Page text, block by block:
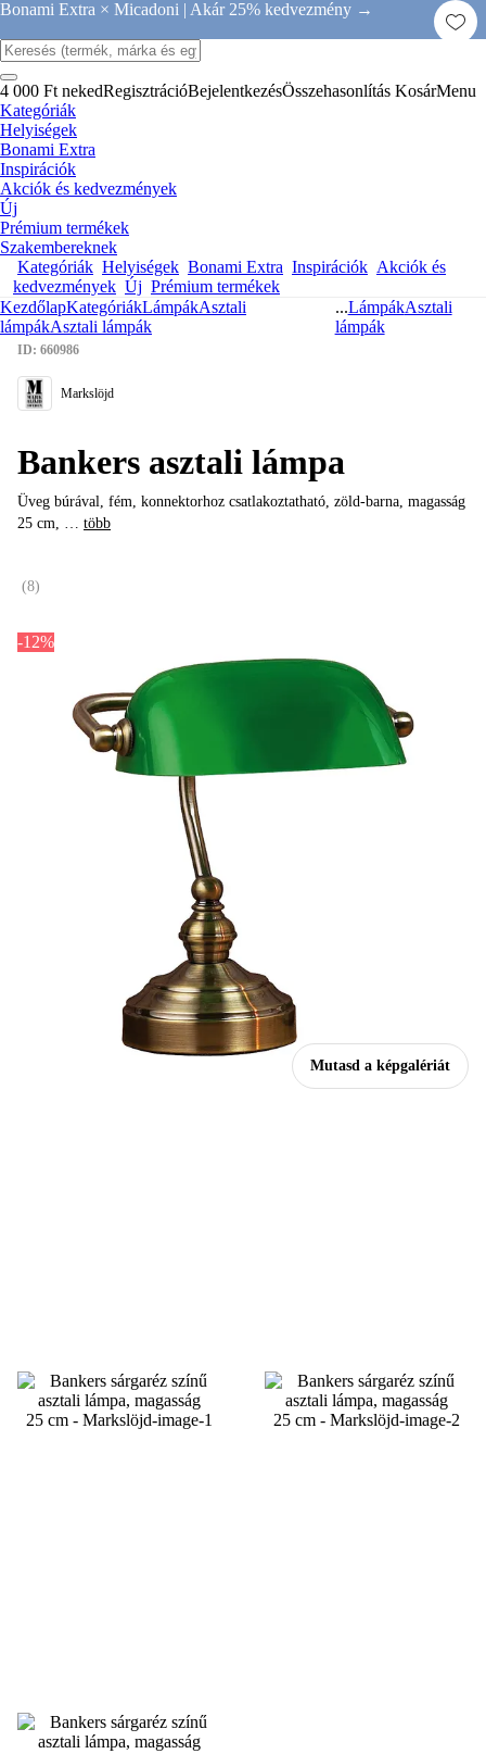
Bonami Extra × Micadoni | Akár 25% kedvezmény →
4 000 Ft nekedRegisztrációBejelentkezésÖsszehasonlítás KosárMenu
Kategóriák
Helyiségek
Bonami Extra
Inspirációk
Akciók és kedvezmények
Új
Prémium termékek
Szakembereknek
Kategóriák Helyiségek Bonami Extra Inspirációk Akciók és
kedvezmények Új Prémium termékek
KezdőlapKategóriákLámpákAsztali
lámpákAsztali lámpák
...LámpákAsztali
lámpák
Mutasd a képgalériát
-12%
ID: 660986
Markslöjd
Bankers asztali lámpa
Üveg búrával, fém, konnektorhoz csatlakoztatható, zöld-barna, magasság
25 cm, … több
(8)